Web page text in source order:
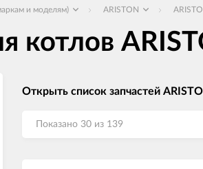
и моделям) ARISTON
котлов
Открыть список запчастей
Показано 30 из 139